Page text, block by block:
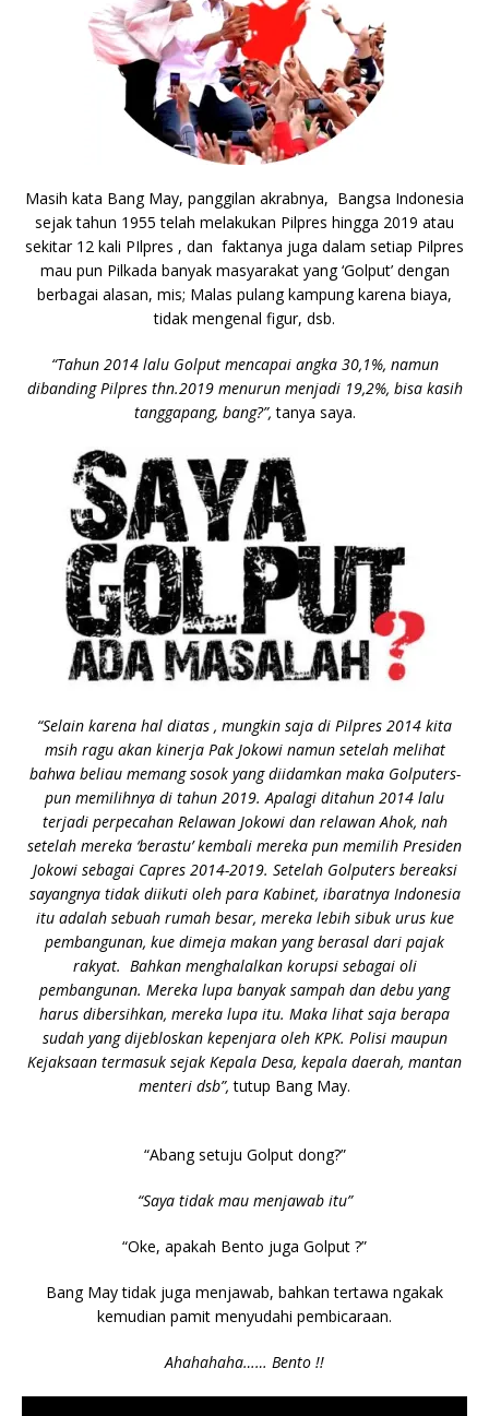
Masih kata Bang May, panggilan akrabnya, Bangsa Indonesia
sejak tahun 1955 telah melakukan Pilpres hingga 2019 atau
sekitar 12 kali PIlpres , dan faktanya juga dalam setiap Pilpres
mau pun Pilkada banyak masyarakat yang ‘Golput’ dengan
berbagai alasan, mis; Malas pulang kampung karena biaya,
tidak mengenal figur, dsb.
“Tahun 2014 lalu Golput mencapai angka 30,1%, namun
dibanding Pilpres thn.2019 menurun menjadi 19,2%, bisa kasih
tanggapang, bang?”, tanya saya.
“Selain karena hal diatas , mungkin saja di Pilpres 2014 kita
msih ragu akan kinerja Pak Jokowi namun setelah melihat
bahwa beliau memang sosok yang diidamkan maka Golputers-
pun memilihnya di tahun 2019. Apalagi ditahun 2014 lalu
terjadi perpecahan Relawan Jokowi dan relawan Ahok, nah
setelah mereka ‘berastu’ kembali mereka pun memilih Presiden
Jokowi sebagai Capres 2014-2019. Setelah Golputers bereaksi
sayangnya tidak diikuti oleh para Kabinet, ibaratnya Indonesia
itu adalah sebuah rumah besar, mereka lebih sibuk urus kue
pembangunan, kue dimeja makan yang berasal dari pajak
rakyat. Bahkan menghalalkan korupsi sebagai oli
pembangunan. Mereka lupa banyak sampah dan debu yang
harus dibersihkan, mereka lupa itu. Maka lihat saja berapa
sudah yang dijebloskan kepenjara oleh KPK. Polisi maupun
Kejaksaan termasuk sejak Kepala Desa, kepala daerah, mantan
menteri dsb”, tutup Bang May.
“Abang setuju Golput dong?”
“Saya tidak mau menjawab itu”
“Oke, apakah Bento juga Golput ?”
Bang May tidak juga menjawab, bahkan tertawa ngakak
kemudian pamit menyudahi pembicaraan.
Ahahahaha…… Bento !!